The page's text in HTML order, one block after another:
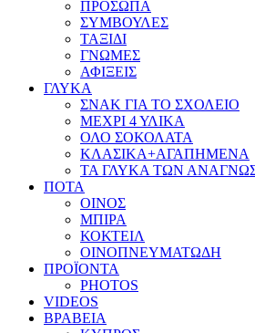
ΠΡΟΣΩΠΑ
ΣΥΜΒΟΥΛΕΣ
ΤΑΞΙΔΙ
ΓΝΩΜΕΣ
ΑΦΙΞΕΙΣ
ΓΛΥΚΑ
ΣΝΑΚ ΓΙΑ ΤΟ ΣΧΟΛΕΙΟ
ΜΕΧΡΙ 4 ΥΛΙΚΑ
ΟΛΟ ΣΟΚΟΛΑΤΑ
ΚΛΑΣΙΚΑ+ΑΓΑΠΗΜΕΝΑ
ΤΑ ΓΛΥΚΑ ΤΩΝ
ΠΟΤΑ
ΟΙΝΟΣ
ΜΠΙΡΑ
ΚΟΚΤΕΙΛ
ΟΙΝΟΠΝΕΥΜΑΤΩΔΗ
ΠΡΟΪΟΝΤΑ
PHOTOS
VIDEOS
ΒΡΑΒΕΙΑ